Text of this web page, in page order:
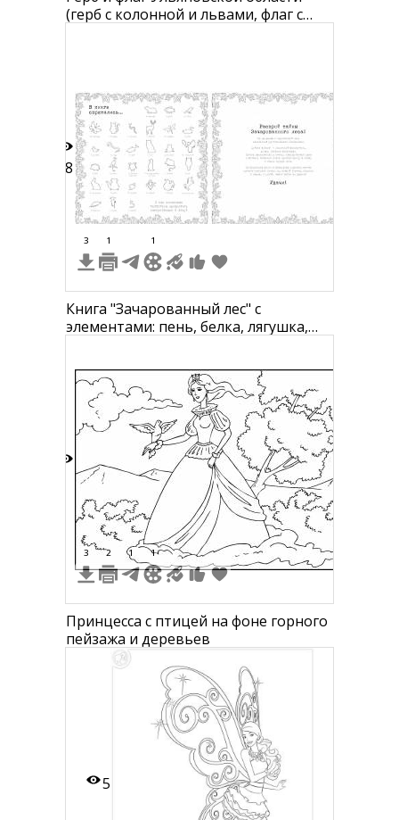
(герб с колонной и львами, флаг с
28
3 1 1
Книга "Зачарованный лес" с
элементами: пень, белка, лягушка,
корона, меч, принцесса, роза,
кролик, корабль, ключ, фея, фонтан,
сова.
3 2 1 1
Принцесса с птицей на фоне горного
пейзажа и деревьев
5